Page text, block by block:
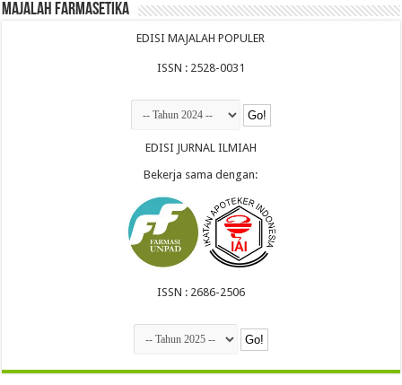
Majalah Farmasetika
EDISI MAJALAH POPULER
ISSN : 2528-0031
EDISI JURNAL ILMIAH
Bekerja sama dengan:
ISSN : 2686-2506